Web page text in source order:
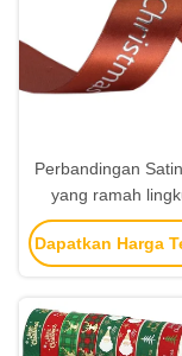
Perbandingan
yang ramah
dengan Logo
Dapatkan Harga